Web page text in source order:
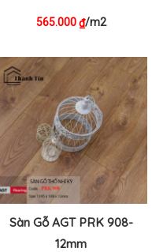
565.000₫/m2
Sàn Gỗ AGT PRK 908-
12mm